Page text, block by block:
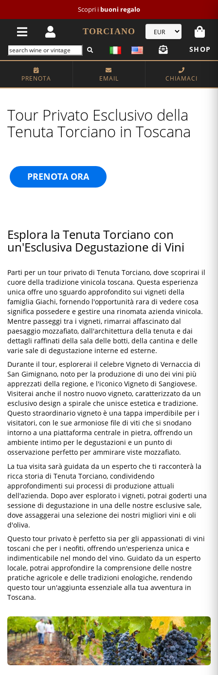
Scopri i buoni regalo
TORCIANO
SHOP
PRENOTA EMAIL CHIAMACI
Tour Privato Esclusivo della
Tenuta Torciano in Toscana
PRENOTA ORA
Esplora la Tenuta Torciano con
un'Esclusiva Degustazione di Vini
Parti per un tour privato di Tenuta Torciano, dove scoprirai il
cuore della tradizione vinicola toscana. Questa esperienza
unica offre uno sguardo approfondito sui vigneti della
famiglia Giachi, fornendo l'opportunità rara di vedere cosa
significa possedere e gestire una rinomata azienda vinicola.
Mentre passeggi tra i vigneti, rimarrai affascinato dal
paesaggio mozzafiato, dall'architettura della tenuta e dai
dettagli raffinati della sala delle botti, della cantina e delle
varie sale di degustazione interne ed esterne.
Durante il tour, esplorerai il celebre Vigneto di Vernaccia di
San Gimignano, noto per la produzione di uno dei vini più
apprezzati della regione, e l'iconico Vigneto di Sangiovese.
Visiterai anche il nostro nuovo vigneto, caratterizzato da un
esclusivo design a spirale che unisce estetica e tradizione.
Questo straordinario vigneto è una tappa imperdibile per i
visitatori, con le sue armoniose file di viti che si snodano
intorno a una piattaforma centrale in pietra, offrendo un
ambiente intimo per le degustazioni e un punto di
osservazione perfetto per ammirare viste mozzafiato.
La tua visita sarà guidata da un esperto che ti racconterà la
ricca storia di Tenuta Torciano, condividendo
approfondimenti sui processi di produzione attuali
dell'azienda. Dopo aver esplorato i vigneti, potrai goderti una
sessione di degustazione in una delle nostre esclusive sale,
dove assaggerai una selezione dei nostri migliori vini e oli
d'oliva.
Questo tour privato è perfetto sia per gli appassionati di vini
toscani che per i neofiti, offrendo un'esperienza unica e
indimenticabile nel mondo del vino. Guidato da un esperto
locale, potrai approfondire la comprensione delle nostre
pratiche agricole e delle tradizioni enologiche, rendendo
questo tour un'aggiunta essenziale alla tua avventura in
Toscana.